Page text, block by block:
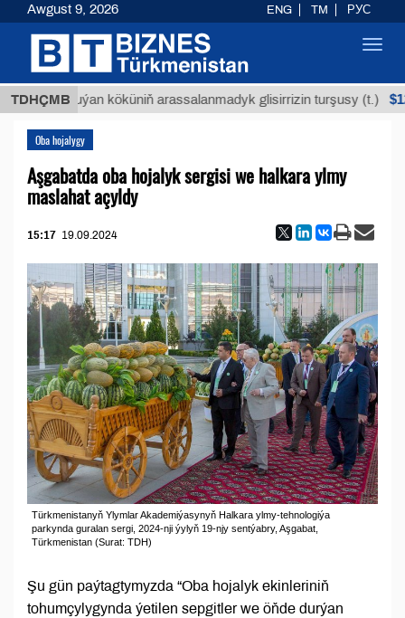
TDHÇMB
Buýan köküniň arassalanmadyk glisirrizin turşusy (t.) $12935,18
Oba hojalygy
Aşgabatda oba hojalyk sergisi we halkara ylmy
maslahat açyldy
15:17 19.09.2024
Türkmenistanyň Ylymlar Akademiýasynyň Halkara ylmy-tehnologiýa
parkynda guralan sergi, 2024-nji ýylyň 19-njy sentýabry, Aşgabat,
Türkmenistan (Surat: TDH)
Şu gün paýtagtymyzda “Oba hojalyk ekinleriniň
tohumçylygynda ýetilen sepgitler we öňde durýan
Awgust 9, 2026 ENG TM РУС